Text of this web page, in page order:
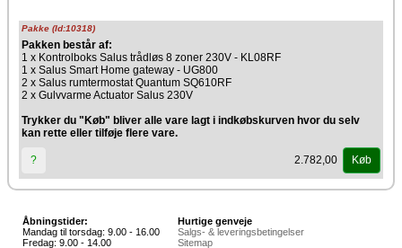
Pakke (Id:10318)
Pakken består af:
1 x Kontrolboks Salus trådløs 8 zoner 230V - KL08RF
1 x Salus Smart Home gateway - UG800
2 x Salus rumtermostat Quantum SQ610RF
2 x Gulvvarme Actuator Salus 230V
Trykker du "Køb" bliver alle vare lagt i indkøbskurven hvor du selv
kan rette eller tilføje flere vare.
? 2.782,00 Køb
Åbningstider:
Mandag til torsdag: 9.00 - 16.00
Fredag: 9.00 - 14.00
Hurtige genveje
Salgs- & leveringsbetingelser
Sitemap